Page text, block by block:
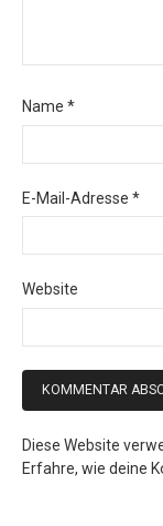
Name *
E-Mail-Adresse *
Website
Diese Website
Erfahre, wie deine